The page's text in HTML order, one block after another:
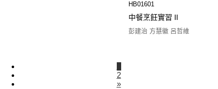
HB01601
中餐烹飪實習 II
彭建治 方慧徽 呂哲維
2
»